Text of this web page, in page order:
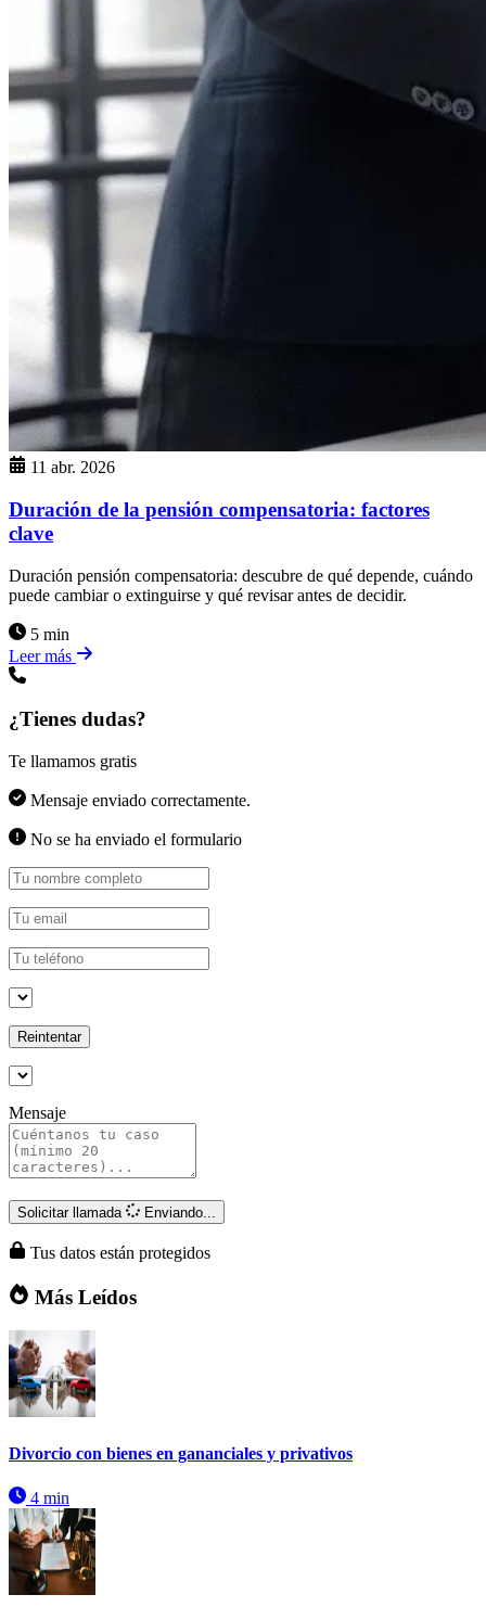
11 abr. 2026
Duración de la pensión compensatoria: factores
clave
Duración pensión compensatoria: descubre de qué depende, cuándo
puede cambiar o extinguirse y qué revisar antes de decidir.
5 min
Leer más
¿Tienes dudas?
Te llamamos gratis
Mensaje enviado correctamente.
No se ha enviado el formulario
Reintentar
Mensaje
Solicitar llamada Enviando...
Tus datos están protegidos
Más Leídos
Divorcio con bienes en gananciales y privativos
4 min